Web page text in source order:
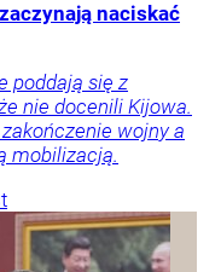
naciskać
poddają się z
nie docenili Kijowa.
wojny a
mobilizacją.